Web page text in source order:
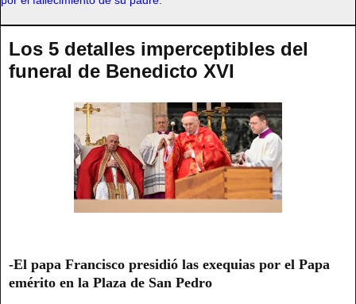
Los 5 detalles imperceptibles del
funeral de Benedicto XVI
-El papa Francisco presidió las exequias por el Papa
emérito en la Plaza de San Pedro